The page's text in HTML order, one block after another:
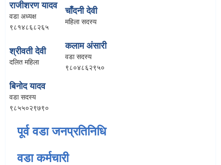
राजीशरण यादव
वडा अध्यक्ष
९८१४८६८२६५
चाँदनी देवी
महिला सदस्य
श्रीवती देवी
दलित महिला
कलाम अंसारी
वडा सदस्य
९८०४८६२९५०
बिनोद यादव
वडा सदस्य
९८५५०२९७९०
पूर्व वडा जनप्रतिनिधि
वडा कर्मचारी